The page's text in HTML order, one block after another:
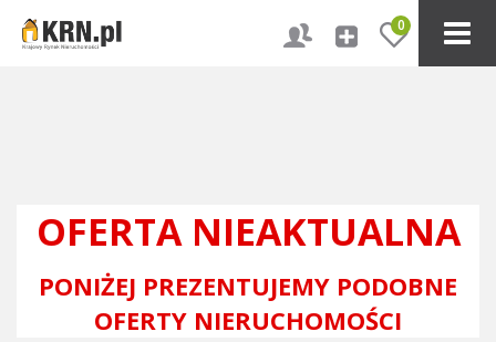
0
OFERTA NIEAKTUALNA
PONIŻEJ PREZENTUJEMY PODOBNE
OFERTY NIERUCHOMOŚCI